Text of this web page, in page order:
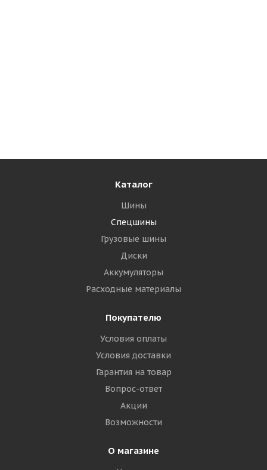
Подробнее
Каталог
Шины
Спецшины
Грузовые шины
Диски
Аккумуляторы
Расходные материалы
Покупателю
Условия оплаты
Условия доставки
Гарантия на товар
Вопрос-ответ
Акции
Возможности
О магазине